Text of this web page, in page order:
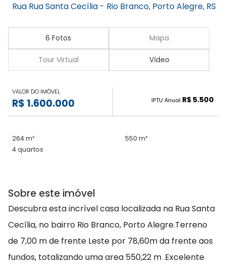
Rua Rua Santa Cecília - Rio Branco, Porto Alegre, RS
6 Fotos Mapa
Tour Virtual Vídeo
VALOR DO IMÓVEL
R$ 1.600.000 IPTU Anual R$ 5.500
264 m²
550 m²
4 quartos
Sobre este imóvel
Descubra esta incrível casa localizada na Rua Santa
Cecília, no bairro Rio Branco, Porto Alegre.Terreno
de 7,00 m de frente Leste por 78,60m da frente aos
fundos, totalizando uma area 550,22 m .Excelente